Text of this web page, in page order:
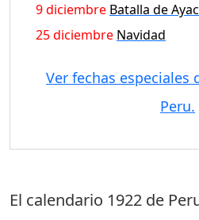
9 diciembre Batalla de
25 diciembre Navidad
Ver fechas especiales
Peru.
El calendario 1922 de